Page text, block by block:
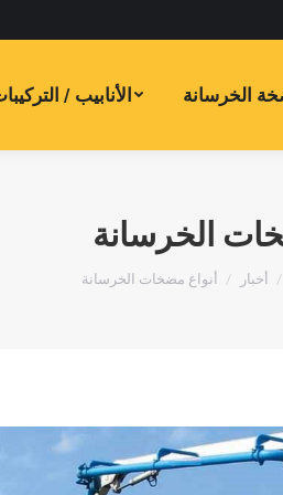
الأنابيب /
الخرسانة
أخبار أنواع مضخات الخرسانة